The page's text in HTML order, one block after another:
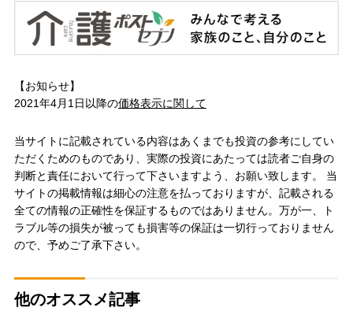
【お知らせ】
2021年4月1日以降の価格表示に関して
当サイトに記載されている内容はあくまでも投資の参考にしてい
ただくためのものであり、実際の投資にあたっては読者ご自身の
判断と責任において行って下さいますよう、お願い致します。 当
サイトの掲載情報は細心の注意を払っておりますが、記載される
全ての情報の正確性を保証するものではありません。万が一、ト
ラブル等の損失が被っても損害等の保証は一切行っておりません
ので、予めご了承下さい。
他のオススメ記事